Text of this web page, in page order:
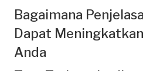
Bagaimana
Dapat
Anda